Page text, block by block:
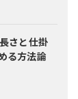
さと仕掛
る方法論